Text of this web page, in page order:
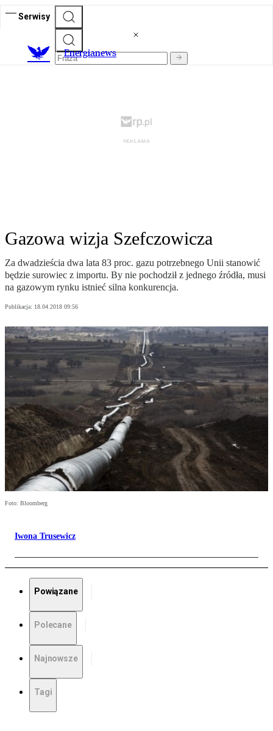
Serwisy
Energianews
Gazowa wizja Szefczowicza
Za dwadzieścia dwa lata 83 proc. gazu potrzebnego Unii stanowić
będzie surowiec z importu. By nie pochodził z jednego źródła, musi
na gazowym rynku istnieć silna konkurencja.
Publikacja: 18.04.2018 09:56
Foto: Bloomberg
Iwona Trusewicz
Powiązane
Polecane
Najnowsze
Tagi